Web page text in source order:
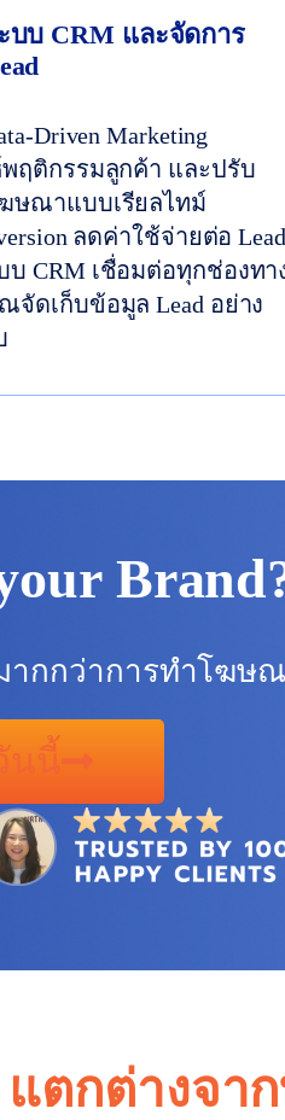
บบ CRM และจัดการ
Driven Marketing
พฤติกรรมลูกค้า และปรับ
ษณาแบบเรียลไทม์
ลดค่าใช้จ่ายต่อ Lead
บ CRM เชื่อมต่อทุกช่องทา
จัดเก็บข้อมูล Lead อย่าง
ากกว่าการทำโฆษ
นนี้
ตกต่างจา